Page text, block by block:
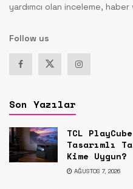
yardımcı olan inceleme,
Follow us
Son Yazılar
TCL
Tasarımlı
Kime Uygun?
AĞUSTOS 7, 2026